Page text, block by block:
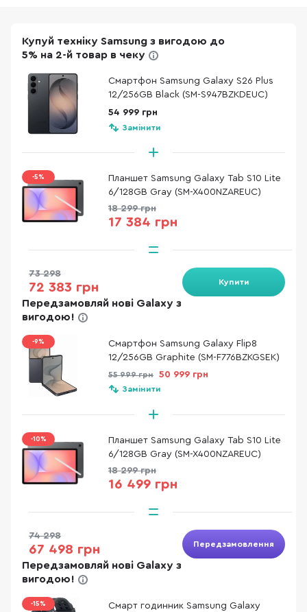
Купуй техніку Samsung з вигодою до
5% на 2-й товар в чеку
Смартфон Samsung Galaxy S26 Plus
12/256GB Black (SM-S947BZKDEUC)
54 999 грн
Замінити
-5%
Планшет Samsung Galaxy Tab S10 Lite
6/128GB Gray (SM-X400NZAREUC)
18 299 грн
17 384 грн
73 298
72 383 грн Купити
Передзамовляй нові Galaxy з
вигодою!
-9%
Смартфон Samsung Galaxy Flip8
12/256GB Graphite (SM-F776BZKGSEK)
55 999 грн 50 999 грн
Замінити
-10%
Планшет Samsung Galaxy Tab S10 Lite
6/128GB Gray (SM-X400NZAREUC)
18 299 грн
16 499 грн
74 298
67 498 грн Передзамовлення
Передзамовляй нові Galaxy з
вигодою!
-15%
Смарт годинник Samsung Galaxy